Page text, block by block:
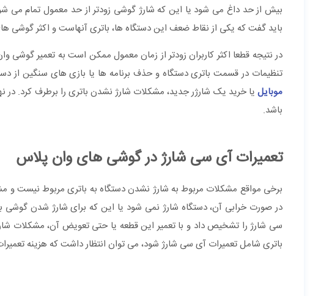
بیش از حد داغ می شود یا این که شارژ گوشی زودتر از حد معمول تمام
باید گفت که یکی از نقاط ضعف این دستگاه ها، باتری آنهاست و اکثر گوشی های
در نتیجه قطعا اکثر کاربران زودتر از زمان معمول ممکن است به تعمیر گوشی
تنظیمات در قسمت باتری دستگاه و حذف برنامه ها یا بازی های سنگین از
موبایل یا خرید یک شارژر جدید، مشکلات شارژ نشدن باتری را برطرف کرد.
باشد.
تعمیرات آی سی شارژ در گوشی های وان پلاس
برخی مواقع مشکلات مربوط به شارژ نشدن دستگاه به باتری مربوط
در صورت خرابی آن، دستگاه شارژ نمی شود یا این که برای شارژ شدن
سی شارژ را تشخیص داد و با تعمیر این قطعه یا حتی تعویض آن، مشکلات
باتری شامل تعمیرات آی سی شارژ شود، می توان انتظار داشت که هزینه